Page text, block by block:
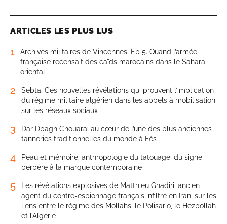
ARTICLES LES PLUS LUS
1
Archives militaires de Vincennes. Ep 5. Quand l’armée
française recensait des caïds marocains dans le Sahara
oriental
2
Sebta. Ces nouvelles révélations qui prouvent l’implication
du régime militaire algérien dans les appels à mobilisation
sur les réseaux sociaux
3
Dar Dbagh Chouara: au cœur de l’une des plus anciennes
tanneries traditionnelles du monde à Fès
4
Peau et mémoire: anthropologie du tatouage, du signe
berbère à la marque contemporaine
5
Les révélations explosives de Matthieu Ghadiri, ancien
agent du contre-espionnage français infiltré en Iran, sur les
liens entre le régime des Mollahs, le Polisario, le Hezbollah
et l’Algérie